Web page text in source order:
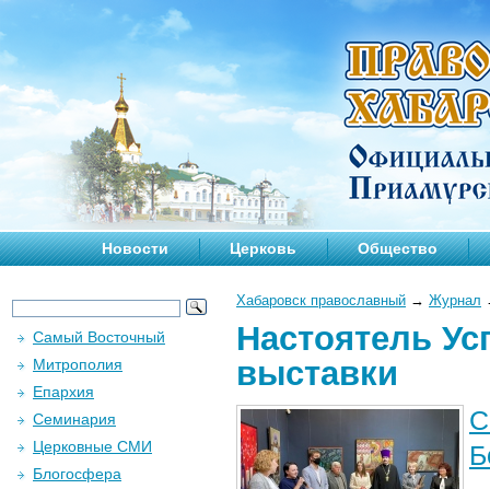
Новости Церковь Общество
Хабаровск православный → Журнал
Настоятель
выставки
Самый Восточный
Митрополия
Епархия
Семинария
Церковные СМИ
Блогосфера